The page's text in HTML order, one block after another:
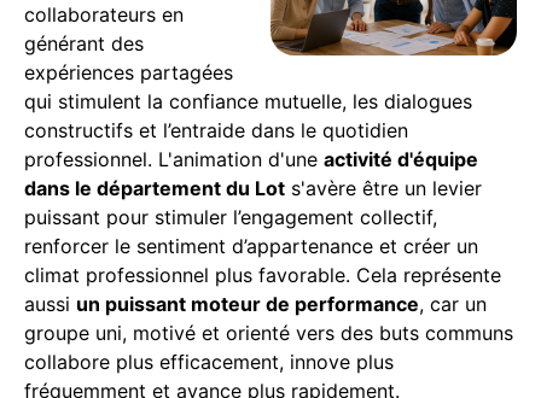
collaborateurs en
générant des
expériences partagées
qui stimulent la confiance mutuelle, les dialogues
constructifs et l’entraide dans le quotidien
professionnel. L'animation d'une activité d'équipe
dans le département du Lot s'avère être un levier
puissant pour stimuler l’engagement collectif,
renforcer le sentiment d’appartenance et créer un
climat professionnel plus favorable. Cela représente
aussi un puissant moteur de performance, car un
groupe uni, motivé et orienté vers des buts communs
collabore plus efficacement, innove plus
fréquemment et avance plus rapidement.